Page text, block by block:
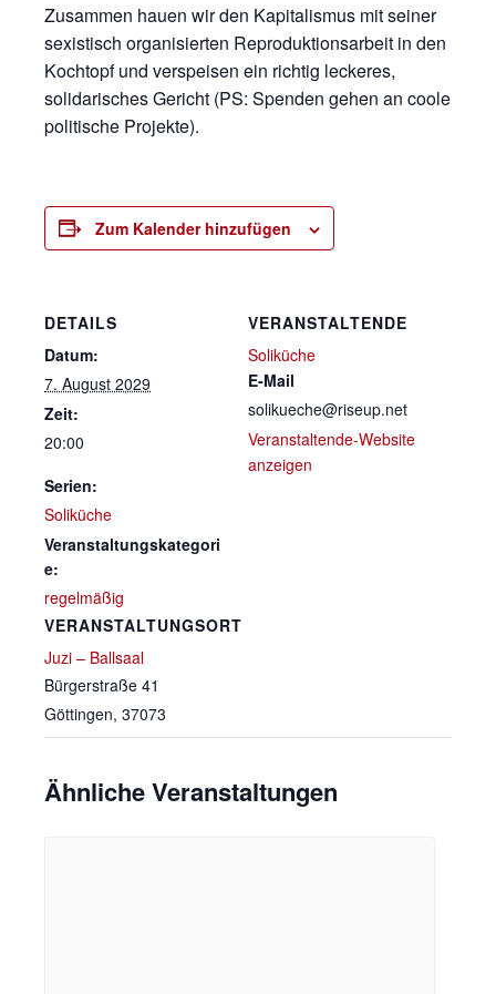
Zusammen hauen wir den Kapitalismus mit seiner
sexistisch organisierten Reproduktionsarbeit in den
Kochtopf und verspeisen ein richtig leckeres,
solidarisches Gericht (PS: Spenden gehen an coole
politische Projekte).
Zum Kalender hinzufügen
DETAILS
Datum:
7. August 2029
Zeit:
20:00
Serien:
Soliküche
Veranstaltungskategori
e:
regelmäßig
VERANSTALTUNGSORT
Juzi – Ballsaal
Bürgerstraße 41
Göttingen, 37073
VERANSTALTENDE
Soliküche
E-Mail
solikueche@riseup.net
Veranstaltende-Website
anzeigen
Ähnliche Veranstaltungen